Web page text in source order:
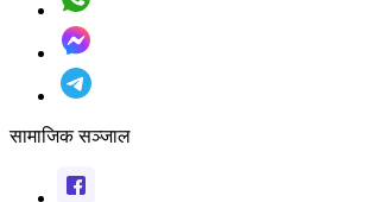
सामाजिक सञ्जाल